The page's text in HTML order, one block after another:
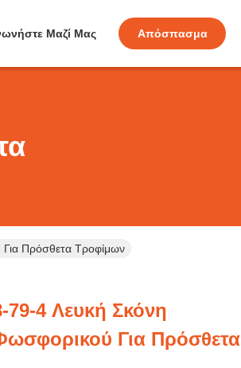
Μαζί Μας Απόσπασμα
Πρόσθετα Τροφίμων
79-4 Λευκή Σκόνη
Για Πρόσθετα